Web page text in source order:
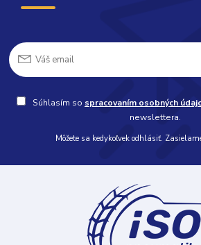
Súhlasím so spracovaním osobných
newslettera.
Môžete sa kedykoľvek odhlásiť.